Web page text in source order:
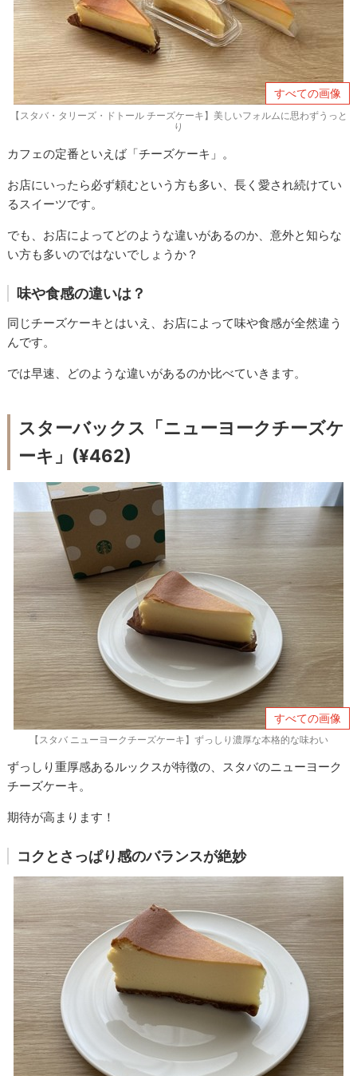
すべての画像
【スタバ・タリーズ・ドトール チーズケーキ】美しいフォルムに思わずうっと
り
カフェの定番といえば「チーズケーキ」。
お店にいったら必ず頼むという方も多い、長く愛され続けてい
るスイーツです。
でも、お店によってどのような違いがあるのか、意外と知らな
い方も多いのではないでしょうか？
味や食感の違いは？
同じチーズケーキとはいえ、お店によって味や食感が全然違う
んです。
では早速、どのような違いがあるのか比べていきます。
スターバックス「ニューヨークチーズケ
ーキ」(¥462)
すべての画像
【スタバ ニューヨークチーズケーキ】ずっしり濃厚な本格的な味わい
ずっしり重厚感あるルックスが特徴の、スタバのニューヨーク
チーズケーキ。
期待が高まります！
コクとさっぱり感のバランスが絶妙